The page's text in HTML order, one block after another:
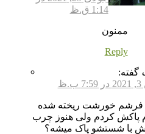
1:14 ق.ظ
ممنون
Reply
گفته:
فرشم خورشت ریخته شده
پاکش کردم ولی هنوز چرب
با شستشو پاک میشه؟